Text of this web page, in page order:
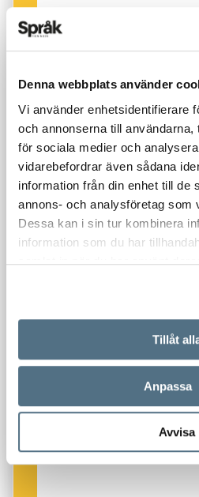
Denna webbplats använder
Vi använder enhetsidentifierare
och annonserna till användarna,
för sociala medier och
vidarebefordrar även sådana
information från din enhet till de
annons- och analysföretag som
Dessa kan i sin tur kombinera
information som du har
samlat in när du har använt
Tillåt
Anpassa
Avvisa